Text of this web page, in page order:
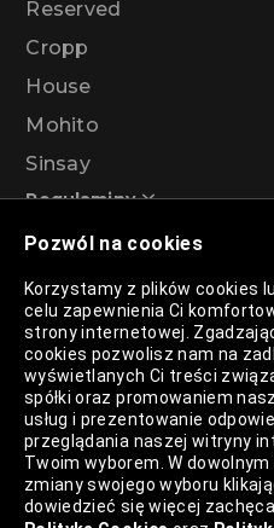
Pozwól na cookies
Korzystamy z plików cookies
celu zapewnienia Ci
strony internetowej.
cookies pozwolisz nam na
wyświetlanych Ci treści
spółki oraz promowaniem
usług i prezentowanie
przeglądania naszej witryny
Twoim wyborem. W
zmiany swojego wyboru
dowiedzieć się więcej
Reserved
Cropp
House
Mohito
Sinsay
Regulaminy
Regulamin akcji
rabatowy 99%
Polityka Prywatności
Polityka Plików Cookies
Lista Plików Cookies
Lista Zaufanych Partnerów